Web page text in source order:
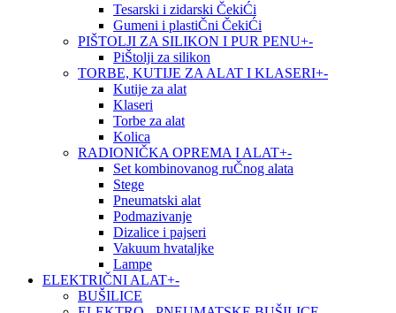
Tesarski i zidarski ČekiĆi
Gumeni i plastiČni ČekiĆi
PIŠTOLJI ZA SILIKON I PUR PENU+-
PiŠtolji za silikon
TORBE, KUTIJE ZA ALAT I KLASERI+-
Kutije za alat
Klaseri
Torbe za alat
Kolica
RADIONIČKA OPREMA I ALAT+-
Set kombinovanog ruČnog alata
Stege
Pneumatski alat
Podmazivanje
Dizalice i pajseri
Vakuum hvataljke
Lampe
ELEKTRIČNI ALAT+-
BUŠILICE